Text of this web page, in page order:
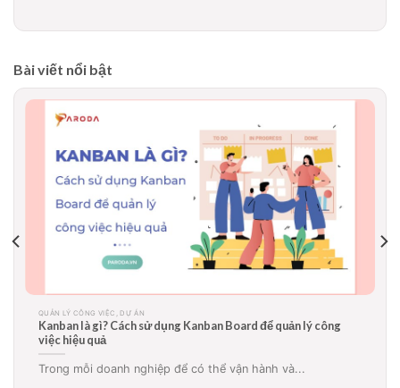
Bài viết nổi bật
QUẢN LÝ CÔNG VIỆC, DỰ ÁN
Sơ đồ Gantt là gì? Ứng dụng biểu đồ gantt trong quản lý dự
án, công việc hiệu quả
Sơ đồ Gantt là gì? Tại sao rất nhiều doanh...